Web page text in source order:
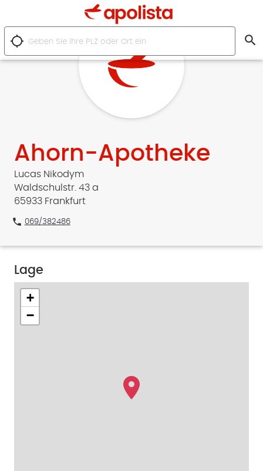
location_searching search
Ahorn-Apotheke
Lucas Nikodym
Waldschulstr. 43 a
65933 Frankfurt
phone 069/382486
Lage
+
−